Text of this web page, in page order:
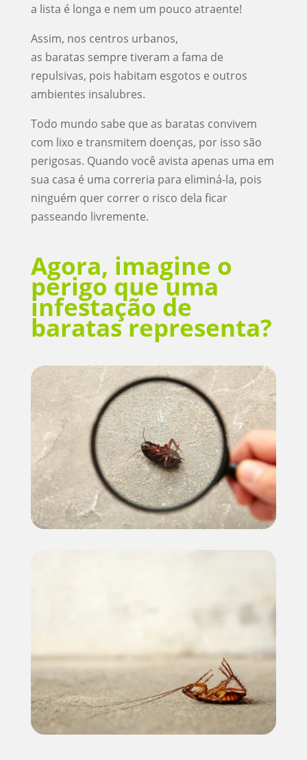
a lista é longa e nem um pouco atraente!
Assim, nos centros urbanos,
as baratas sempre tiveram a fama de
repulsivas, pois habitam esgotos e outros
ambientes insalubres.
Todo mundo sabe que as baratas convivem
com lixo e transmitem doenças, por isso são
perigosas. Quando você avista apenas uma em
sua casa é uma correria para eliminá-la, pois
ninguém quer correr o risco dela ficar
passeando livremente.
Agora, imagine o
perigo que uma
infestação de
baratas representa?